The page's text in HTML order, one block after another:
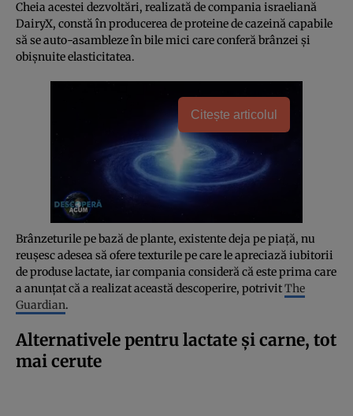
Cheia acestei dezvoltări, realizată de compania israeliană
DairyX, constă în producerea de proteine de cazeină capabile
să se auto-asambleze în bile mici care conferă brânzei și
obișnuite elasticitatea.
Citește articolul
Brânzeturile pe bază de plante, existente deja pe piață, nu
reușesc adesea să ofere texturile pe care le apreciază iubitorii
de produse lactate, iar compania consideră că este prima care
a anunțat că a realizat această descoperire, potrivitThe
Guardian.
Alternativele pentru lactate și carne, tot
mai cerute